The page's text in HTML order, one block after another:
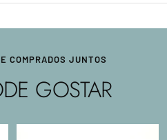
COMPRADOS JUNTOS
GOSTAR